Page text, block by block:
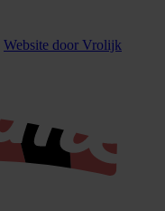
Website door Vrolijk